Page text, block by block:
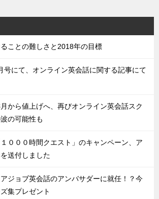
ことの難しさと2018年の目標
号にて、オンライン英会話に関する記事にて
から値上げへ、再びオンライン英会話スク
の可能性も
１０００時間クエスト」のキャンペーン、ア
送付しました
ジョブ英会話のアンバサダーに就任！？今
集プレゼント